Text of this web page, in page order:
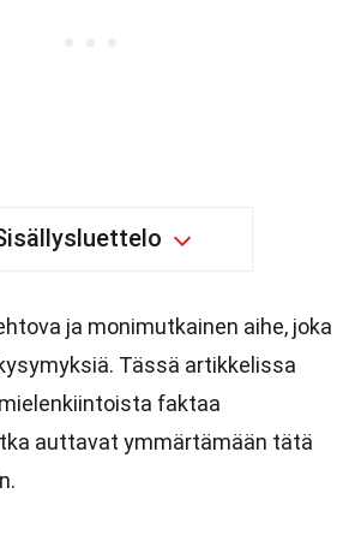
ja monimutkainen aihe, joka
Tässä artikkelissa
faktaa
auttavat ymmärtämään tätä